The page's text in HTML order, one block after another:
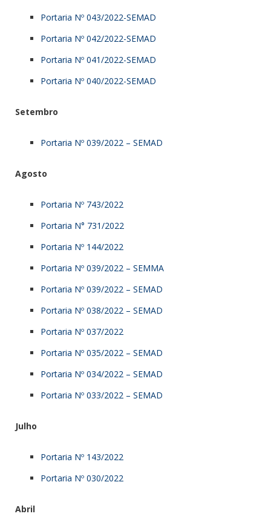
Portaria Nº 043/2022-SEMAD
Portaria Nº 042/2022-SEMAD
Portaria Nº 041/2022-SEMAD
Portaria Nº 040/2022-SEMAD
Setembro
Portaria Nº 039/2022 – SEMAD
Agosto
Portaria Nº 743/2022
Portaria N° 731/2022
Portaria Nº 144/2022
Portaria Nº 039/2022 – SEMMA
Portaria Nº 039/2022 – SEMAD
Portaria Nº 038/2022 – SEMAD
Portaria Nº 037/2022
Portaria Nº 035/2022 – SEMAD
Portaria Nº 034/2022 – SEMAD
Portaria Nº 033/2022 – SEMAD
Julho
Portaria Nº 143/2022
Portaria Nº 030/2022
Abril